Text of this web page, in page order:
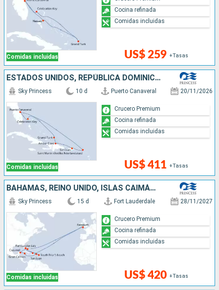
Comidas incluidas US$ 259 +Tasas
Cocina refinada
Comidas incluidas
ESTADOS UNIDOS, REPÚBLICA DOMINICANA, PUERTO RICO, SAN MARTÍN, BAHAMAS
Comidas incluidas
Sky Princess 10 d Puerto Canaveral 20/11/2026
US$ 411 +Tasas
Crucero Premium
Cocina refinada
Comidas incluidas
BAHAMAS, REINO UNIDO, ISLAS CAIMÁN, MÉXICO, ESTADOS UNIDOS, PUERTO RICO, REPÚBLICA DOMINICANA
Comidas incluidas
Sky Princess 15 d Fort Lauderdale 28/11/2027
US$ 420 +Tasas
Crucero Premium
Cocina refinada
Comidas incluidas